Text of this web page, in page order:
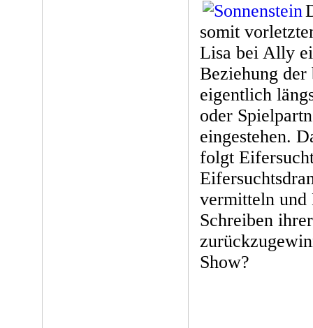
somit
Lisa bei Ally
Beziehung
eigentlich
oder
eingestehen.
folgt
vermitteln und
Schreiben
Show?